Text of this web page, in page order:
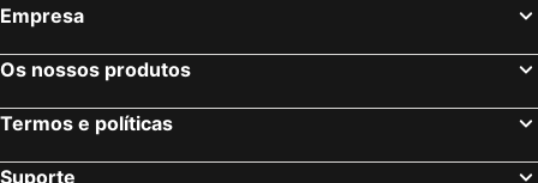
Empresa
Os nossos produtos
Termos e políticas
Suporte